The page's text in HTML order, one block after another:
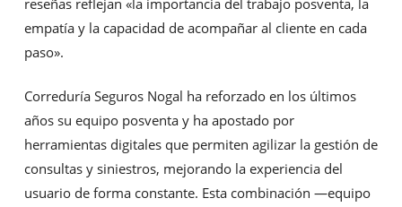
empatía y la capacidad de acompañar al cliente en cada
paso».
Correduría Seguros Nogal ha reforzado en los últimos
años su equipo posventa y ha apostado por
herramientas digitales que permiten agilizar la gestión de
consultas y siniestros, mejorando la experiencia del
usuario de forma constante. Esta combinación —equipo